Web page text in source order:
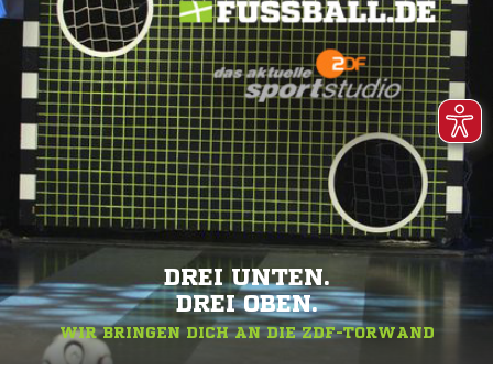
DREI UNTEN.
DREI OBEN.
WIR BRINGEN DICH AN DIE ZDF-TORWAND